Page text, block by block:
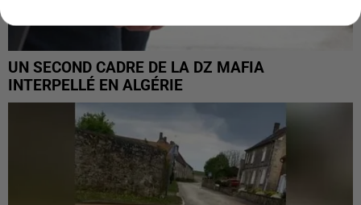
UN SECOND CADRE DE LA DZ MAFIA
INTERPELLÉ EN ALGÉRIE